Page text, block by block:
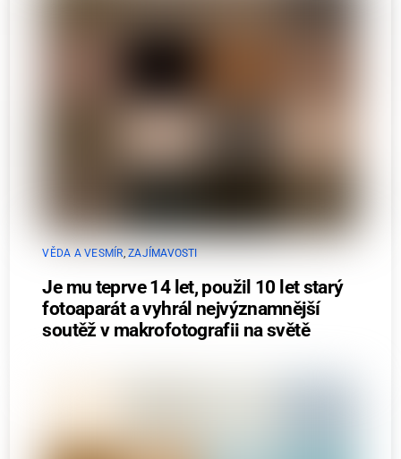
VĚDA A VESMÍR ,ZAJÍMAVOSTI
Je mu teprve 14 let, použil 10 let starý
fotoaparát a vyhrál nejvýznamnější
soutěž v makrofotografii na světě